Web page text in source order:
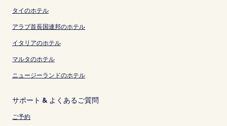
タイのホテル
アラブ首長国連邦のホテル
イタリアのホテル
マルタのホテル
ニュージーランドのホテル
サポート & よくあるご質問
ご予約